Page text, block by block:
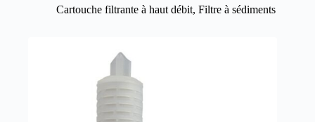
Cartouche filtrante à haut débit, Filtre à sédiments